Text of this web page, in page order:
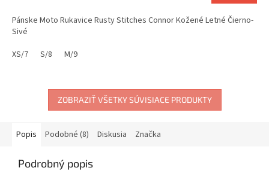
Pánske Moto Rukavice Rusty Stitches Connor Kožené Letné Čierno-
Sivé
XS/7
S/8 M/9
ZOBRAZIŤ VŠETKY SÚVISIACE PRODUKTY
Popis Podobné (8) Diskusia Značka
Podrobný popis